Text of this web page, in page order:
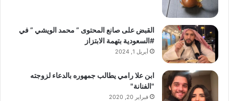
القبض على صانع المحتوى ” محمد الويشي ” في
#السعودية بتهمة الابتزاز
أبريل 1, 2024
ابن علا رامي يطالب جمهوره بالدعاء لزوجته
"الفنانة"
فبراير 20, 2020